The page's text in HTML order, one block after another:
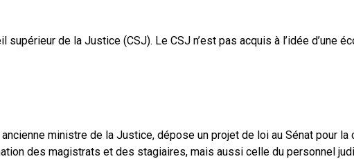
supérieur de la Justice (CSJ). Le CSJ n’est pas acquis à l’idée d’une
ministre de la Justice, dépose un projet de loi au Sénat pour
des magistrats et des stagiaires, mais aussi celle du personnel